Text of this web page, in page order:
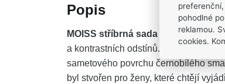
Popis
MOISS stříbrná sada SMALTvnáší
a kontrastních odstínů. Zrcadlový
sametového povrchu černobílého
byl stvořen pro ženy, které chtějí
pohodlné
reklamou.
cookies.